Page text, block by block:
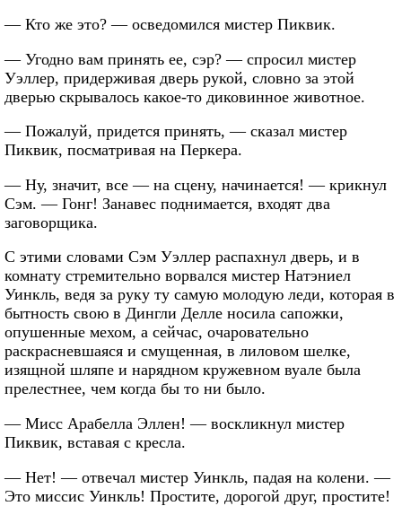
— Кто же это? — осведомился мистер Пиквик.
— Угодно вам принять ее, сэр? — спросил мистер
Уэллер, придерживая дверь рукой, словно за этой
дверью скрывалось какое-то диковинное животное.
— Пожалуй, придется принять, — сказал мистер
Пиквик, посматривая на Перкера.
— Ну, значит, все — на сцену, начинается! — крикнул
Сэм. — Гонг! Занавес поднимается, входят два
заговорщика.
С этими словами Сэм Уэллер распахнул дверь, и в
комнату стремительно ворвался мистер Натэниел
Уинкль, ведя за руку ту самую молодую леди, которая в
бытность свою в Дингли Делле носила сапожки,
опушенные мехом, а сейчас, очаровательно
раскрасневшаяся и смущенная, в лиловом шелке,
изящной шляпе и нарядном кружевном вуале была
прелестнее, чем когда бы то ни было.
— Мисс Арабелла Эллен! — воскликнул мистер
Пиквик, вставая с кресла.
— Нет! — отвечал мистер Уинкль, падая на колени. —
Это миссис Уинкль! Простите, дорогой друг, простите!